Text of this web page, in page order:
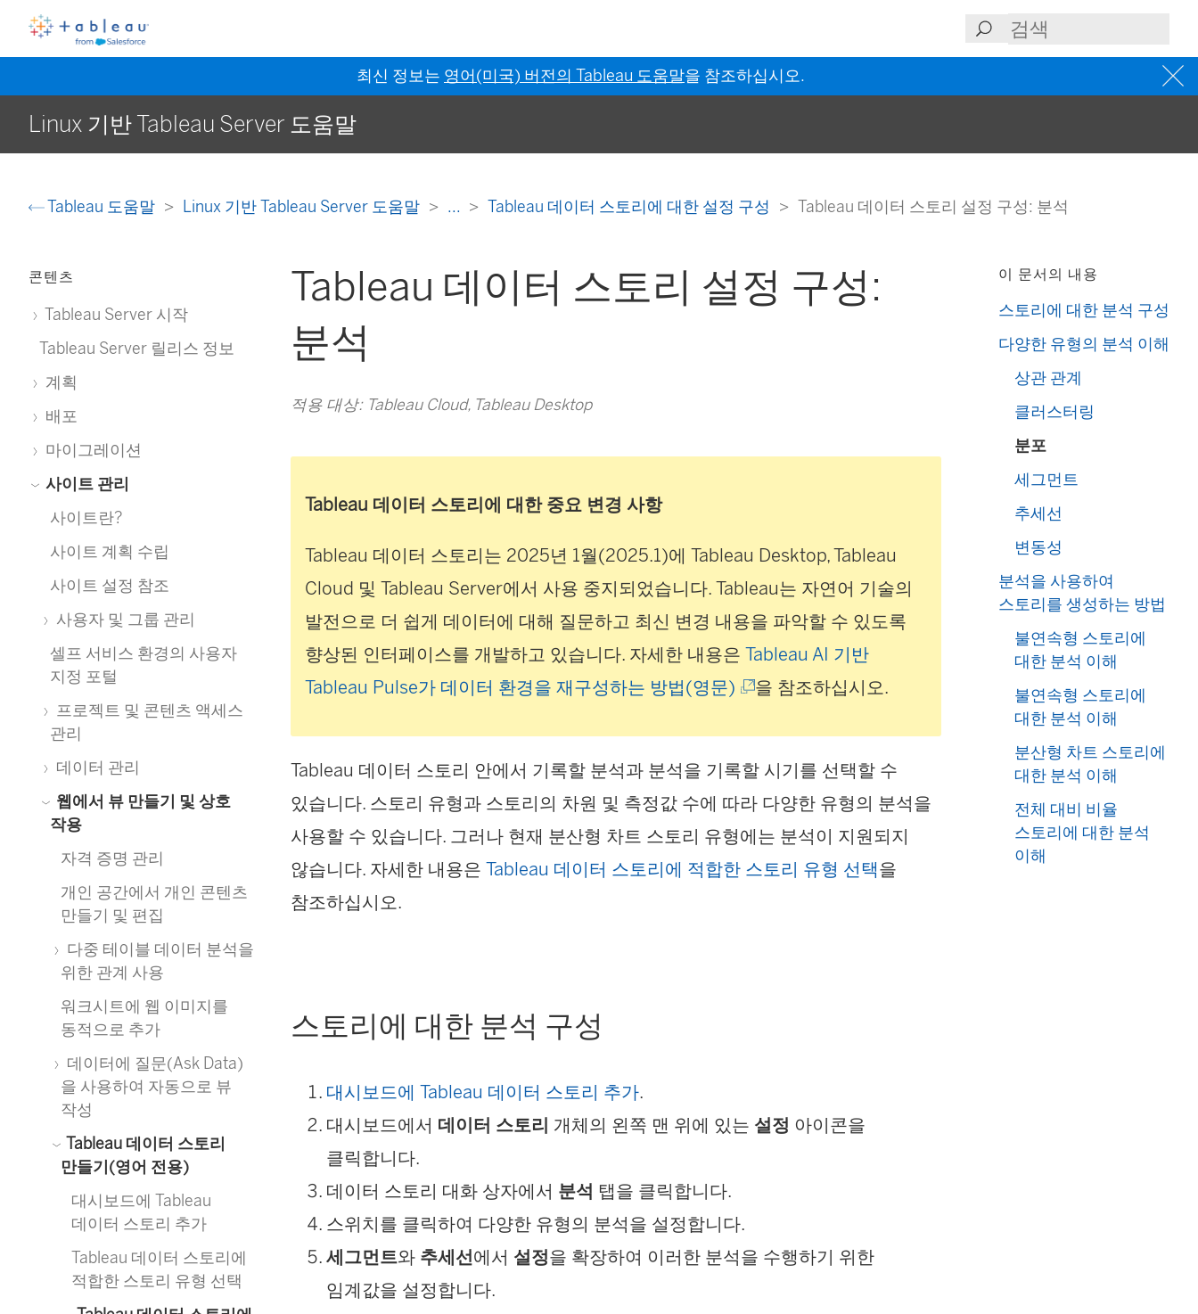
최신 정보는 영어(미국) 버전의 Tableau 도움말을 참조하십시오.
Linux 기반 Tableau Server 도움말
Tableau 도움말 Linux 기반 Tableau Server 도움말 ... Tableau 데이터 스토리에 대한 설정 구성 Tableau 데이터 스토리 설정 구성: 분석
콘텐츠
Tableau Server 시작
Tableau Server 릴리스 정보
계획
배포
마이그레이션
사이트 관리
사이트란?
사이트 계획 수립
사이트 설정 참조
사용자 및 그룹 관리
셀프 서비스 환경의 사용자
지정 포털
프로젝트 및 콘텐츠 액세스
관리
데이터 관리
웹에서 뷰 만들기 및 상호
작용
자격 증명 관리
개인 공간에서 개인 콘텐츠
만들기 및 편집
다중 테이블 데이터 분석을
위한 관계 사용
워크시트에 웹 이미지를
동적으로 추가
데이터에 질문(Ask Data)
을 사용하여 자동으로 뷰
작성
Tableau 데이터 스토리
만들기(영어 전용)
대시보드에 Tableau
데이터 스토리 추가
Tableau 데이터 스토리에
적합한 스토리 유형 선택
Tableau 데이터 스토리 설정 구성:
분석
적용 대상: Tableau Cloud, Tableau Desktop
Tableau 데이터 스토리에 대한 중요 변경 사항
Tableau 데이터 스토리는 2025년 1월(2025.1)에Tableau Desktop,Tableau
Cloud 및Tableau Server에서 사용 중지되었습니다. Tableau는 자연어 기술의
발전으로 더 쉽게 데이터에 대해 질문하고 최신 변경 내용을 파악할 수 있도록
향상된 인터페이스를 개발하고 있습니다. 자세한 내용은Tableau AI 기반
Tableau Pulse가 데이터 환경을 재구성하는 방법(영문) (
가
새
창
에
을 참조하십시오.
Tableau 데이터 스토리 안에서 기록할 분석과 분석을 기록할 시기를 선택할 수
있습니다. 스토리 유형과 스토리의 차원 및 측정값 수에 따라 다양한 유형의 분석을
사용할 수 있습니다. 그러나 현재 분산형 차트 스토리 유형에는 분석이 지원되지
않습니다. 자세한 내용은Tableau 데이터 스토리에 적합한 스토리 유형 선택을
참조하십시오.
스토리에 대한 분석 구성
대시보드에 Tableau 데이터 스토리 추가.
대시보드에서 데이터 스토리 개체의 왼쪽 맨 위에 있는 설정 아이콘을
클릭합니다.
데이터 스토리 대화 상자에서 분석 탭을 클릭합니다.
스위치를 클릭하여 다양한 유형의 분석을 설정합니다.
세그먼트와 추세선에서 설정을 확장하여 이러한 분석을 수행하기 위한
임계값을 설정합니다.
이 문서의 내용
스토리에 대한 분석 구성
다양한 유형의 분석 이해
상관 관계
클러스터링
분포
세그먼트
추세선
변동성
분석을 사용하여
스토리를 생성하는 방법
불연속형 스토리에
대한 분석 이해
불연속형 스토리에
대한 분석 이해
분산형 차트 스토리에
대한 분석 이해
전체 대비 비율
스토리에 대한 분석
이해